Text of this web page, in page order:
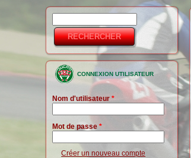
Formulaire de
recherche
CONNEXION UTILISATEUR
Nom d'utilisateur*
Mot de passe*
Créer un nouveau compte